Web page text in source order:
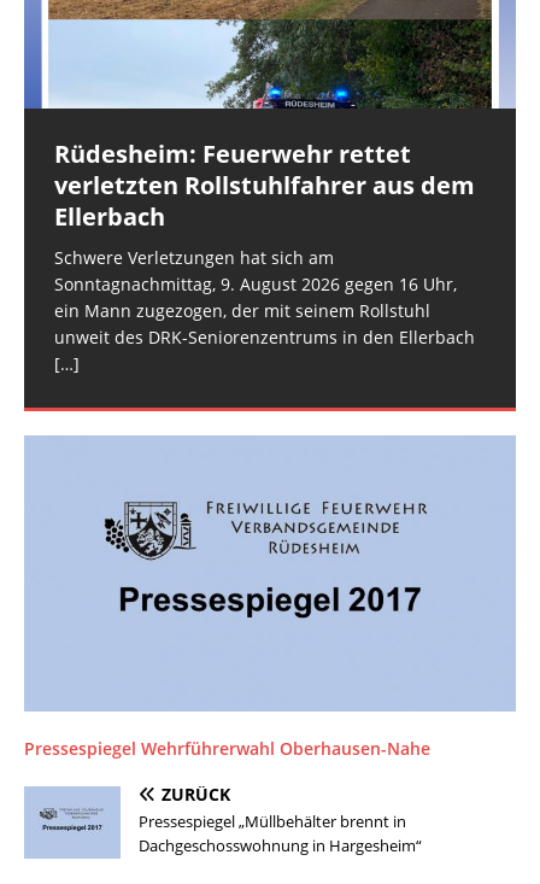
Rüdesheim: Feuerwehr rettet
verletzten Rollstuhlfahrer aus dem
Ellerbach
Schwere Verletzungen hat sich am
Sonntagnachmittag, 9. August 2026 gegen 16 Uhr,
ein Mann zugezogen, der mit seinem Rollstuhl
unweit des DRK-Seniorenzentrums in den Ellerbach
[…]
Industriepark Pferdsfeld: Brand
eines Lagerzeltes
Als die Ausrückegemeinschaft Allenfeld-Winterbach
und die FEZ Rüdesheim am frühen Sonntagmorgen
gegen 7:15 Uhr mit dem Stichwort „Rauchsäule im
Gelände“ alarmiert wurden, ahnte niemand, dass
Spabrücken: Nächtlicher
Feuerschein
Am späten Samstagabend alarmierte die Leitstelle
Mainz die Ausrückegemeinschaft Spabrücken-
Hergenfeld und die FEZ Rüdesheim zur Erkundung
eines Feuerscheins, den Notrufmeldende aus
Spabrücken gemeldet hatten. Der[…]
[…]
Pressespiegel Wehrführerwahl Oberhausen-Nahe
ZURÜCK
Pressespiegel „Müllbehälter brennt in
Dachgeschosswohnung in Hargesheim“